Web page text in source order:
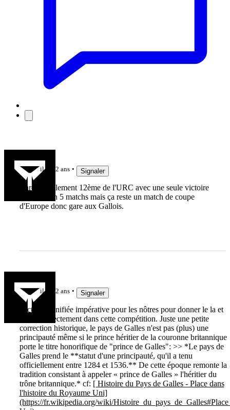
il y a 2 ans Signaler
Cardiff seulement 12ème de l'URC avec une seule victoire
et un nul en 5 matchs mais ça reste un match de coupe
d'Europe donc gare aux Gallois.
il y a 2 ans Signaler
Victoire bonifiée impérative pour les nôtres pour donner le la et
entrer correctement dans cette compétition. Juste une petite
correction historique, le pays de Galles n'est pas (plus) une
principauté même si le prince héritier de la couronne britannique
porte le titre honorifique de "prince de Galles": >> *Le pays de
Galles prend le **statut d'une principauté, qu'il a tenu
officiellement entre 1284 et 1536.** De cette époque remonte la
tradition consistant à appeler « prince de Galles » l'héritier du
trône britannique.* cf: [ Histoire du Pays de Galles - Place dans
l'histoire du Royaume Uni]
(https://fr.wikipedia.org/wiki/